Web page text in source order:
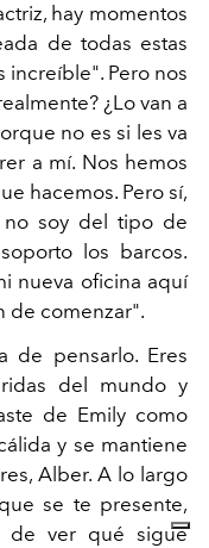
hay momentos
de todas estas
increíble". Pero nos
¿Lo van a
no es si les va
a mí. Nos hemos
hacemos. Pero sí,
no soy del tipo de
los barcos.
nueva oficina aquí
de comenzar".
de pensarlo. Eres
del mundo y
de Emily como
y se mantiene
Alber. A lo largo
se te presente,
de ver qué sigue